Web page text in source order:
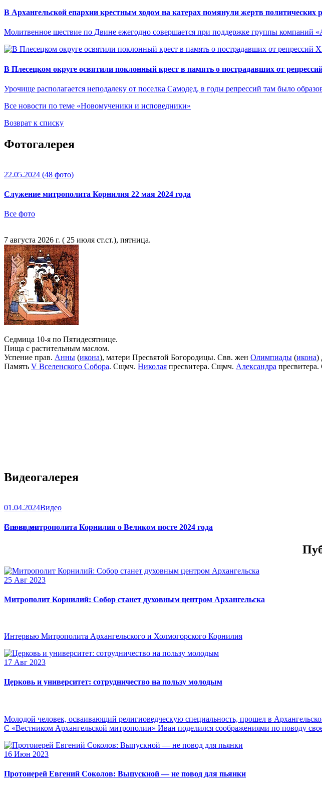
В Архангельской епархии крестным ходом на катерах помянули жертв политических
Молитвенное шествие по Двине ежегодно совершается при поддержке группы компаний
В Плесецком округе освятили поклонный крест в память о пострадавших от
Урочище располагается неподалеку от поселка Самодед, в годы репрессий там было
Все новости по теме «Новомученики и исповедники»
Возврат к списку
Фотогалерея
22.05.2024 (48 фото)
Служение митрополита Корнилия 22 мая 2024 года
Все фото
7 августа 2026 г. ( 25 июля ст.ст.), пятница.
Седмица 10-я по Пятидесятнице.
Пища с растительным маслом.
Успение прав. Анны (икона), матери Пресвятой Богородицы. Свв. жен Олимпиады (икона)
Память V Вселенского Собора. Сщмч. Николая пресвитера. Сщмч. Александра пресвитера.
Видеогалерея
01.04.2024Видео
Слово митрополита Корнилия о Великом посте 2024 года
Все видео
25 Авг 2023
Митрополит Корнилий: Собор станет духовным центром Архангельска
Интервью Митрополита Архангельского и Холмогорского Корнилия
17 Авг 2023
Церковь и университет: сотрудничество на пользу молодым
Молодой человек, осваивающий религиоведческую специальность, прошел в
С «Вестником Архангельской митрополии» Иван поделился соображениями по поводу
16 Июн 2023
Протоиерей Евгений Соколов: Выпускной — не повод для пьянки